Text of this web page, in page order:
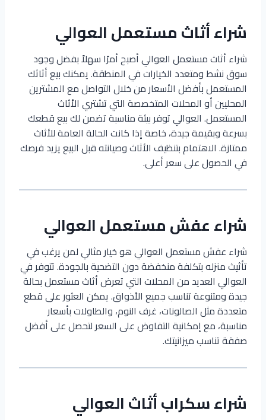
شراء أثاث مستعمل العوالي
شراء أثاث مستعمل العوالي أصبح أمرًا سهلاً بفضل وجود
سوق نشط ومتعدد الخيارات في المنطقة. يمكنك بيع أثاثك
المستعمل بأفضل الأسعار من خلال التواصل مع المشترين
المحليين أو المحلات المتخصصة التي تشتري الأثاث
المستعمل. العوالي توفر بيئة مناسبة تضمن لك بيع قطعك
بسرعة وبقيمة جيدة، خاصة إذا كانت الحالة العامة للأثاث
ممتازة. الاهتمام بتنظيف الأثاث وصيانته قبل البيع يزيد فرصك
في الحصول على سعر أعلى.
شراء عفش مستعمل العوالي
شراء عفش مستعمل العوالي هو خيار مثالي لمن يرغب في
تأثيث منزله بتكلفة منخفضة دون التضحية بالجودة. تتوفر في
العوالي العديد من المحلات التي تعرض أثاث مستعمل بحالة
جيدة ومتنوعة تناسب جميع الأذواق. يمكن العثور على قطع
متعددة مثل الصالونات، غرف النوم، والطاولات بأسعار
مناسبة، مع إمكانية التفاوض على السعر لتحصل على أفضل
صفقة تناسب ميزانيتك.
شراء سكراب أثاث العوالي